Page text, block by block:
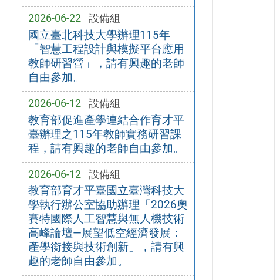
2026-06-22 設備組
國立臺北科技大學辦理115年
「智慧工程設計與模擬平台應用
教師研習營」，請有興趣的老師
自由參加。
2026-06-12 設備組
教育部促進產學連結合作育才平
臺辦理之115年教師實務研習課
程，請有興趣的老師自由參加。
2026-06-12 設備組
教育部育才平臺國立臺灣科技大
學執行辦公室協助辦理「2026奧
賽特國際人工智慧與無人機技術
高峰論壇—展望低空經濟發展：
產學銜接與技術創新」，請有興
趣的老師自由參加。